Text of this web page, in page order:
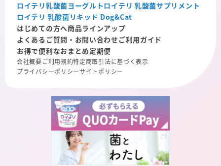
ロイテリ乳酸菌ヨーグルトロイテリ 乳酸菌サプリメント
ロイテリ 乳酸菌リキッド Dog&Cat
はじめての方へ商品ラインアップ
よくあるご質問・お問い合わせ ご利用ガイド
お得で便利なおまとめ定期便
会社概要ご利用規約特定商取引法に基づく表示
プライバシーポリシーサイトポリシー